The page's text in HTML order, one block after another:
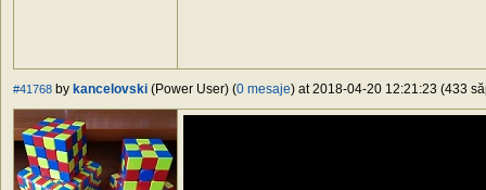
#41768 by kancelovski (Power User) (0 mesaje) at 2018-04-20 12:21:23 (433